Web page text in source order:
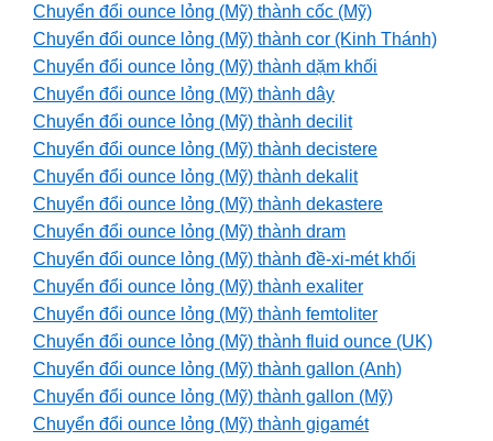
Chuyển đổi ounce lỏng (Mỹ) thành cốc (Mỹ)
Chuyển đổi ounce lỏng (Mỹ) thành cor (Kinh Thánh)
Chuyển đổi ounce lỏng (Mỹ) thành dặm khối
Chuyển đổi ounce lỏng (Mỹ) thành dây
Chuyển đổi ounce lỏng (Mỹ) thành decilit
Chuyển đổi ounce lỏng (Mỹ) thành decistere
Chuyển đổi ounce lỏng (Mỹ) thành dekalit
Chuyển đổi ounce lỏng (Mỹ) thành dekastere
Chuyển đổi ounce lỏng (Mỹ) thành dram
Chuyển đổi ounce lỏng (Mỹ) thành đề-xi-mét khối
Chuyển đổi ounce lỏng (Mỹ) thành exaliter
Chuyển đổi ounce lỏng (Mỹ) thành femtoliter
Chuyển đổi ounce lỏng (Mỹ) thành fluid ounce (UK)
Chuyển đổi ounce lỏng (Mỹ) thành gallon (Anh)
Chuyển đổi ounce lỏng (Mỹ) thành gallon (Mỹ)
Chuyển đổi ounce lỏng (Mỹ) thành gigamét